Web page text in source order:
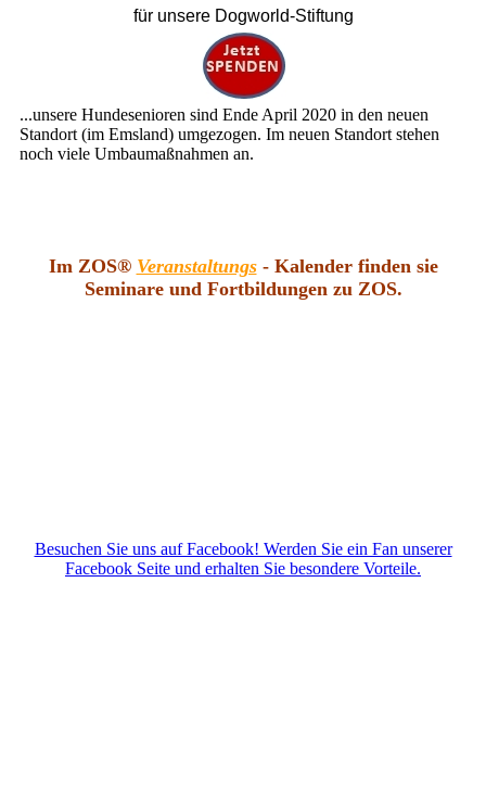
für unsere Dogworld-Stiftung
...unsere Hundesenioren sind Ende April 2020 in den neuen
Standort (im Emsland) umgezogen. Im neuen Standort stehen
noch viele Umbaumaßnahmen an.
Im ZOS® Veranstaltungs- Kalender finden sie
Seminare und Fortbildungen zu ZOS.
Besuchen Sie uns auf Facebook! Werden Sie ein Fan unserer
Facebook Seite und erhalten Sie besondere Vorteile.